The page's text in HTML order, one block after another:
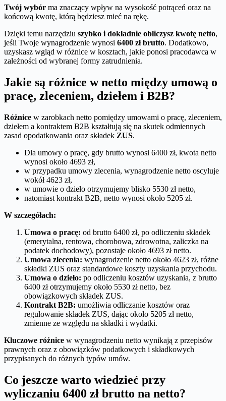
Twój wybór ma znaczący wpływ na wysokość potrąceń oraz na
końcową kwotę, którą będziesz mieć na rękę.
Dzięki temu narzędziu szybko i dokładnie obliczysz kwotę netto,
jeśli Twoje wynagrodzenie wynosi 6400 zł brutto. Dodatkowo,
uzyskasz wgląd w różnice w kosztach, jakie ponosi pracodawca w
zależności od wybranej formy zatrudnienia.
Jakie są różnice w netto między umową o
pracę, zleceniem, dziełem i B2B?
Różnice w zarobkach netto pomiędzy umowami o pracę, zleceniem,
dziełem a kontraktem B2B kształtują się na skutek odmiennych
zasad opodatkowania oraz składek ZUS.
Dla umowy o pracę, gdy brutto wynosi 6400 zł, kwota netto
wynosi około 4693 zł,
w przypadku umowy zlecenia, wynagrodzenie netto oscyluje
wokół 4623 zł,
w umowie o dzieło otrzymujemy blisko 5530 zł netto,
natomiast kontrakt B2B, netto wynosi około 5205 zł.
W szczegółach:
Umowa o pracę: od brutto 6400 zł, po odliczeniu składek
(emerytalna, rentowa, chorobowa, zdrowotna, zaliczka na
podatek dochodowy), pozostaje około 4693 zł netto.
Umowa zlecenia: wynagrodzenie netto około 4623 zł, różne
składki ZUS oraz standardowe koszty uzyskania przychodu.
Umowa o dzieło: po odliczeniu kosztów uzyskania, z brutto
6400 zł otrzymujemy około 5530 zł netto, bez
obowiązkowych składek ZUS.
Kontrakt B2B: umożliwia odliczanie kosztów oraz
regulowanie składek ZUS, dając około 5205 zł netto,
zmienne ze względu na składki i wydatki.
Kluczowe różnice w wynagrodzeniu netto wynikają z przepisów
prawnych oraz z obowiązków podatkowych i składkowych
przypisanych do różnych typów umów.
Co jeszcze warto wiedzieć przy
wyliczaniu 6400 zł brutto na netto?